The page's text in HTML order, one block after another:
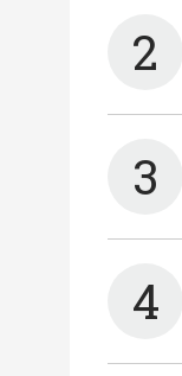
2
3
4